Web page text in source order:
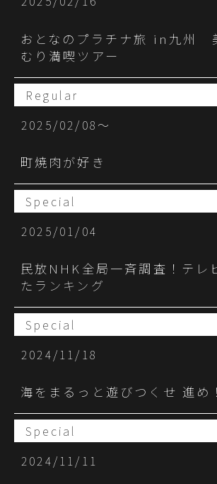
おとなのプラチナ旅 in九州
むり満喫ツアー
Regular
2025/02/08〜
町焼肉が好き
Special
2025/01/04
民放NHK全局一斉調査！テレ
たランキング
Special
2024/11/18
海をまるっと遊びつくせ 進め
Special
2024/11/11